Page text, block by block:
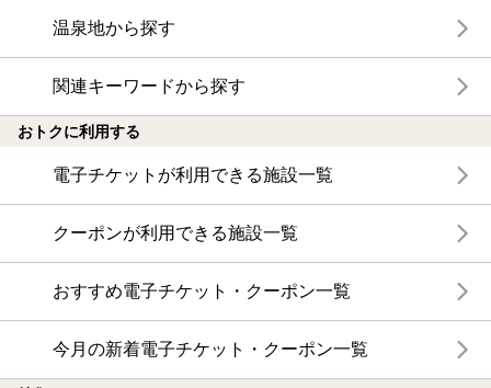
温泉地から探す
関連キーワードから探す
おトクに利用する
電子チケットが利用できる施設一覧
クーポンが利用できる施設一覧
おすすめ電子チケット・クーポン一覧
今月の新着電子チケット・クーポン一覧